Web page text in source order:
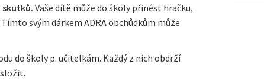
skutků. Vaše dítě může do školy přinést hračku,
svým dárkem ADRA obchůdkům může
do školy p. učitelkám. Každý z nich obdrží